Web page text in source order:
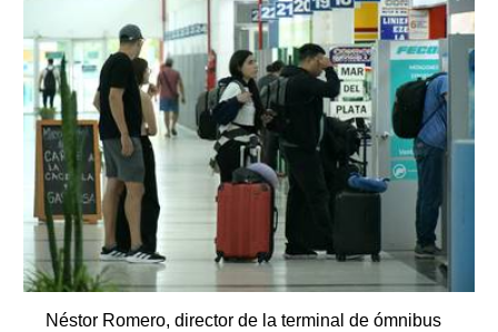
Néstor Romero, director de la terminal de ómnibus